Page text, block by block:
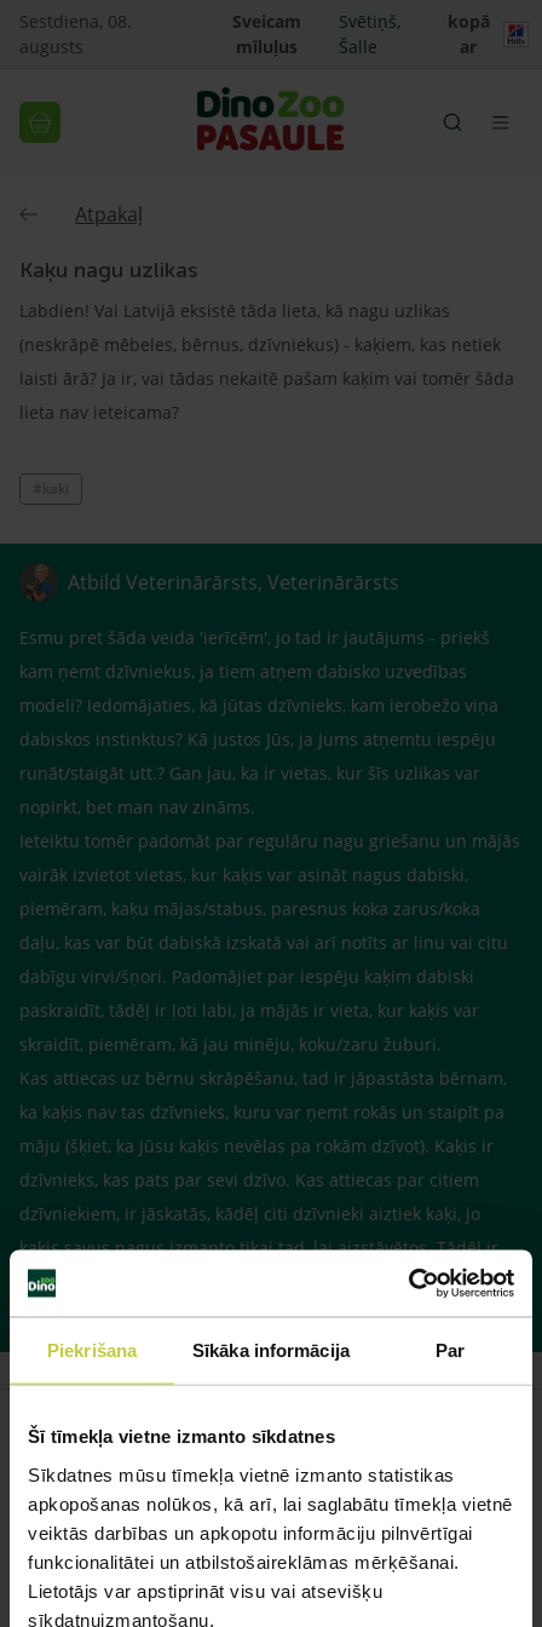
Piekrišana Sīkāka informācija Par
Šī tīmekļa vietne izmanto sīkdatnes
Sīkdatnes mūsu tīmekļa vietnē izmanto statistikas
apkopošanas nolūkos, kā arī, lai saglabātu tīmekļa vietnē
veiktās darbības un apkopotu informāciju pilnvērtīgai
funkcionalitātei un atbilstošaireklāmas mērķēšanai.
Lietotājs var apstiprināt visu vai atsevišķu
sīkdatņuizmantošanu.
Sestdiena, 08.
augusts
Sveicam
mīluļus
Svētiņš,
Šalle
kopā
ar
Atpakaļ
Kaķu nagu uzlikas
Labdien! Vai Latvijā eksistē tāda lieta, kā nagu uzlikas
(neskrāpē mēbeles, bērnus, dzīvniekus) - kaķiem, kas netiek
laisti ārā? Ja ir, vai tādas nekaitē pašam kaķim vai tomēr šāda
lieta nav ieteicama?
#kaki
Atbild Veterinārārsts, Veterinārārsts
Esmu pret šāda veida 'ierīcēm', jo tad ir jautājums - priekš
kam ņemt dzīvniekus, ja tiem atņem dabisko uzvedības
modeli? Iedomājaties, kā jūtas dzīvnieks, kam ierobežo viņa
dabiskos instinktus? Kā justos Jūs, ja Jums atņemtu iespēju
runāt/staigāt utt.? Gan jau, ka ir vietas, kur šīs uzlikas var
nopirkt, bet man nav zināms.
Ieteiktu tomēr padomāt par regulāru nagu griešanu un mājās
vairāk izvietot vietas, kur kaķis var asināt nagus dabiski,
piemēram, kaķu mājas/stabus, paresnus koka zarus/koka
daļu, kas var būt dabiskā izskatā vai arī notīts ar linu vai citu
dabīgu virvi/šņori. Padomājiet par iespēju kaķim dabiski
paskraidīt, tādēļ ir ļoti labi, ja mājās ir vieta, kur kaķis var
skraidīt, piemēram, kā jau minēju, koku/zaru žuburi.
Kas attiecas uz bērnu skrāpēšanu, tad ir jāpastāsta bērnam,
ka kaķis nav tas dzīvnieks, kuru var ņemt rokās un staipīt pa
māju (šķiet, ka Jūsu kaķis nevēlas pa rokām dzīvot). Kaķis ir
dzīvnieks, kas pats par sevi dzīvo. Kas attiecas par citiem
dzīvniekiem, ir jāskatās, kādēļ citi dzīvnieki aiztiek kaķi, jo
kaķis savus nagus izmanto tikai tad, lai aizstāvētos. Tādēļ ir
jāsaprot, kādēļ kaķim kāds no citiem dzīvniekiem uzbrūk.
Līdzīgi jautājumi
Mūsu eksperti spēs atbildēt uz jebkuru Jūsu jautājumu
UZDOT JAUTĀJUMU